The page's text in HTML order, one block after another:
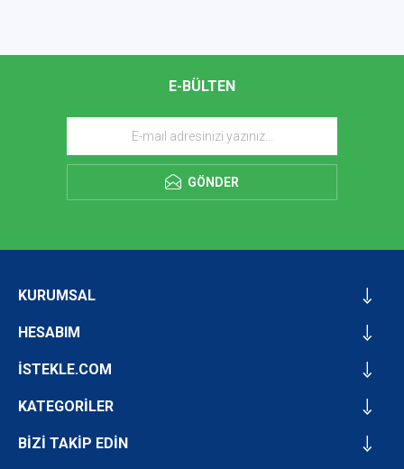
E-BÜLTEN
GÖNDER
KURUMSAL
HESABIM
İSTEKLE.COM
KATEGORİLER
BİZİ TAKİP EDİN